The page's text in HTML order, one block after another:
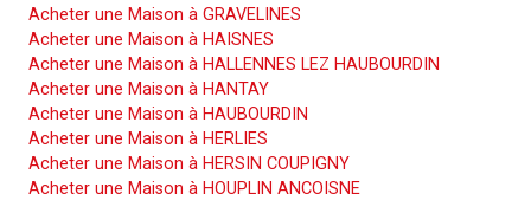
Acheter une Maison à GRAVELINES
Acheter une Maison à HAISNES
Acheter une Maison à HALLENNES LEZ HAUBOURDIN
Acheter une Maison à HANTAY
Acheter une Maison à HAUBOURDIN
Acheter une Maison à HERLIES
Acheter une Maison à HERSIN COUPIGNY
Acheter une Maison à HOUPLIN ANCOISNE